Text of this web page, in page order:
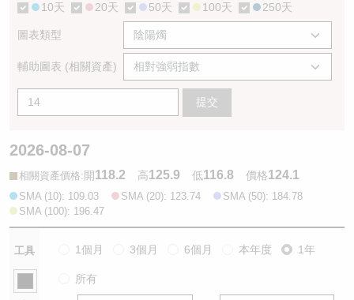
10天 20天 50天 100天 250天
圖表類型
輔助圖表 (相關資產)
提交
2026-08-07
相關資產價格:開118.2 高125.9 低116.8 價格124.1
SMA (10): 109.03 SMA (20): 123.74
SMA (50): 184.78
SMA (100): 196.47
工具 1個月 3個月 6個月 本年度 1年
所有
認股證文件及公告
認股證文件及公告 (瑞信)
牛熊證分析儀
牛熊證文件及公告
AH 股價對照
ADR